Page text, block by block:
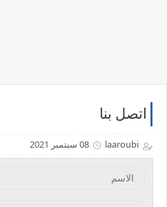
اتصل بنا
laaroubi 08 سبتمبر 2021